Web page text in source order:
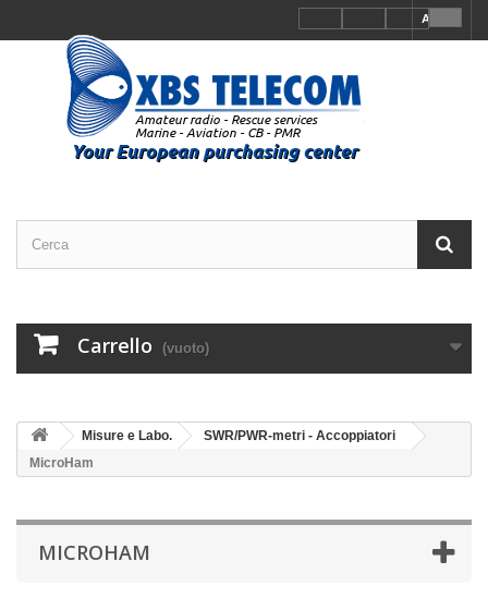
Accedi
Carrello (vuoto)
Misure e Labo.
SWR/PWR-metri - Accoppiatori
MicroHam
MICROHAM